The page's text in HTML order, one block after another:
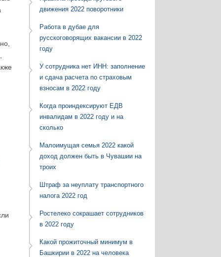
движения 2022 поворотники
Работа в дубае для
русскоговорящих вакансии в 2022
году
У сотрудника нет ИНН: заполнение
и сдача расчета по страховым
взносам в 2022 году
Когда проиндексируют ЕДВ
инвалидам в 2022 году и на
сколько
Малоимущая семья 2022 какой
доход должен быть в Чувашии на
троих
Штраф за неуплату транспортного
налога 2022 год
Ростелеко сокрашает сотрудников
в 2022 году
Какой прожиточный минимум в
Башкирии в 2022 на человека